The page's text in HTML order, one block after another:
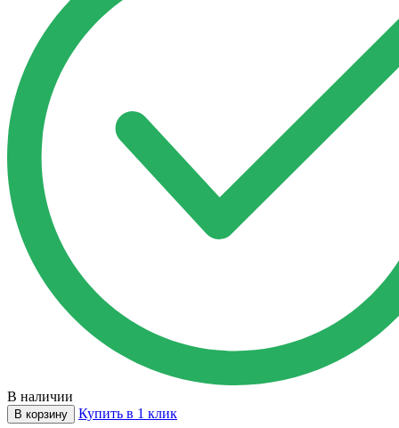
В наличии
В корзину Купить в 1 клик